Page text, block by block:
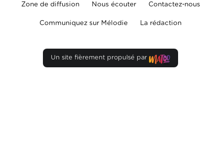
Zone de diffusion Nous écouter Contactez-nous
Communiquez sur Mélodie La rédaction
Un site fièrement propulsé par